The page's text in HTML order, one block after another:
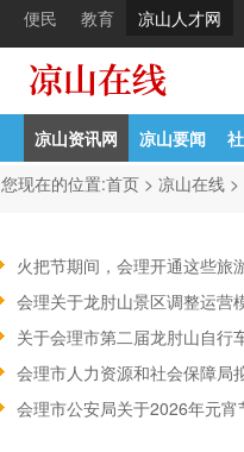
便民 教育 凉山人才网
凉山资讯网 凉山要闻
您现在的位置:首页 > 凉山在线 >
火把节期间，会理开通这些旅
会理关于龙肘山景区调整运营
关于会理市第二届龙肘山自行
会理市人力资源和社会保障局
会理市公安局关于2026年元